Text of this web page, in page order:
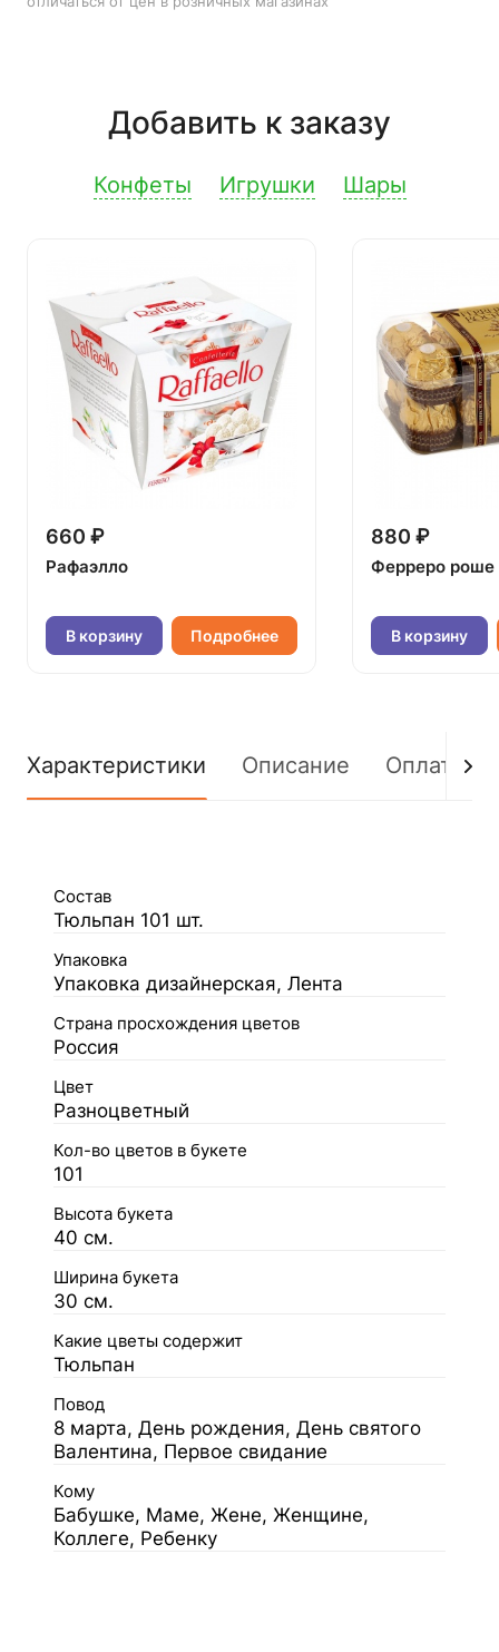
Добавить к заказу
Конфеты Игрушки Шары
660 ₽
Рафаэлло
В корзину Подробнее
880 ₽
Ферреро роше
В корзину
Характеристики Описание Оплата
Состав
Тюльпан 101 шт.
Упаковка
Упаковка дизайнерская, Лента
Страна просхождения цветов
Россия
Цвет
Разноцветный
Кол-во цветов в букете
101
Высота букета
40 см.
Ширина букета
30 см.
Какие цветы содержит
Тюльпан
Повод
8 марта, День рождения, День святого
Валентина, Первое свидание
Кому
Бабушке, Маме, Жене, Женщине,
Коллеге, Ребенку